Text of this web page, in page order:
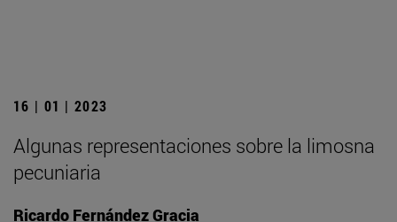
16 | 01 | 2023
Algunas representaciones sobre la limosna
pecuniaria
Ricardo Fernández Gracia